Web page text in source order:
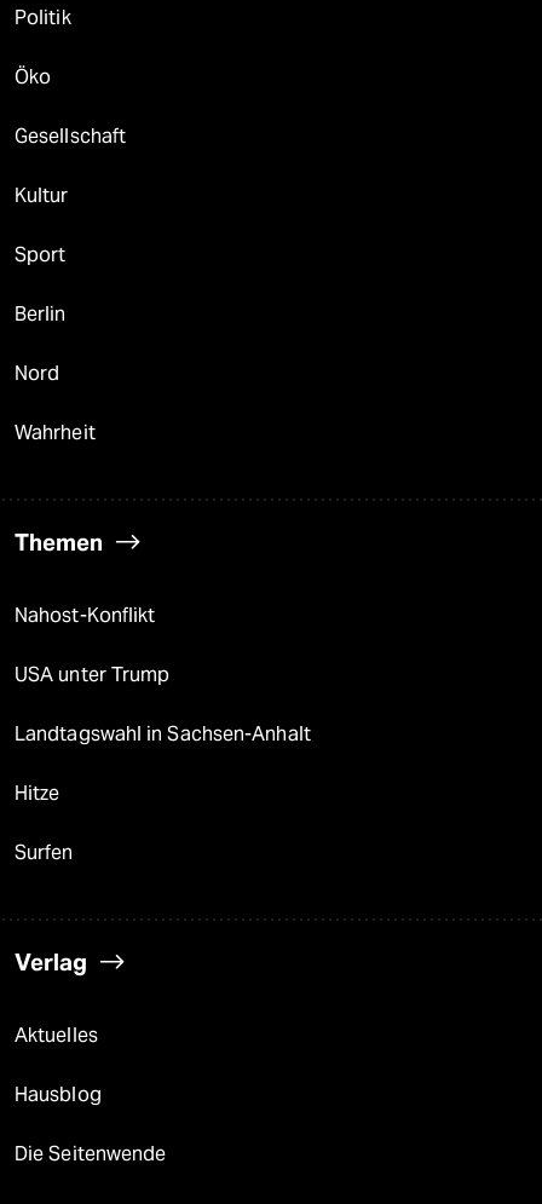
Politik
Öko
Gesellschaft
Kultur
Sport
Berlin
Nord
Wahrheit
Themen
Nahost-Konflikt
USA unter Trump
Landtagswahl in Sachsen-Anhalt
Hitze
Surfen
Verlag
Aktuelles
Hausblog
Die Seitenwende